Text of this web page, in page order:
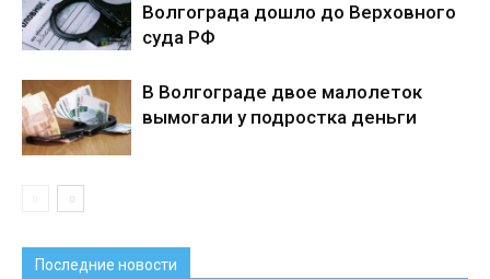
Волгограда дошло до Верховного
суда РФ
В Волгограде двое малолеток
вымогали у подростка деньги
Последние новости